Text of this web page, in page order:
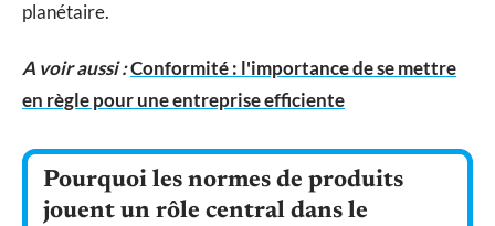
planétaire.
A voir aussi :Conformité : l'importance de se mettre
en règle pour une entreprise efficiente
Pourquoi les normes de produits
jouent un rôle central dans le